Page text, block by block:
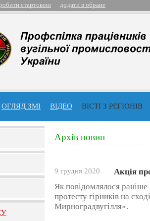
стартовою додати в обране
ОГЛЯД ЗМІ ВІДЕО ВІСТІ З РЕГІОНІВ
Архів новин
9 грудня 2020
Акція
Як повідомлялося раніше
протесту гірників на
Мирноградвугілля».